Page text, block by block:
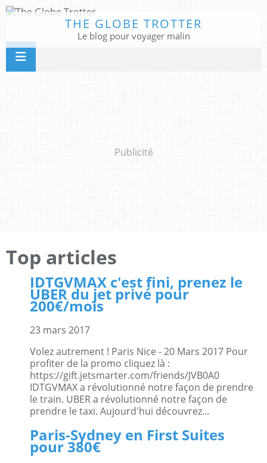
THE GLOBE TROTTER
Le blog pour voyager malin
Publicité
Top articles
IDTGVMAX c'est fini, prenez le
UBER du jet privé pour
200€/mois
23 mars 2017
Volez autrement ! Paris Nice - 20 Mars 2017 Pour
profiter de la promo cliquez là :
https://gift.jetsmarter.com/friends/JVB0A0
IDTGVMAX a révolutionné notre façon de prendre
le train. UBER a révolutionné notre façon de
prendre le taxi. Aujourd'hui découvrez...
Paris-Sydney en First Suites
pour 380€